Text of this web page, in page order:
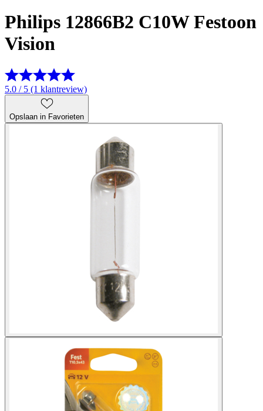
Philips 12866B2 C10W Festoon
Vision
5.0 / 5 (1 klantreview)
Opslaan in Favorieten